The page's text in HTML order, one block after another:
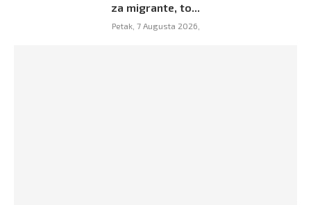
za migrante, to...
Petak, 7 Augusta 2026,